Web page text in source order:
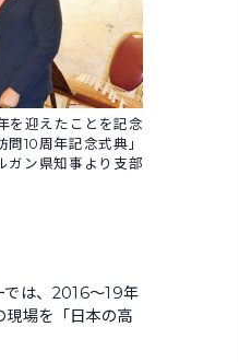
を迎えたことを記念
10周年記念式典」
ガン県知事より支部
では、2016～19年
現場を「日本の高